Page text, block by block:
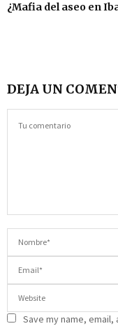
¿Mafia del aseo en
DEJA UN
Save my name,